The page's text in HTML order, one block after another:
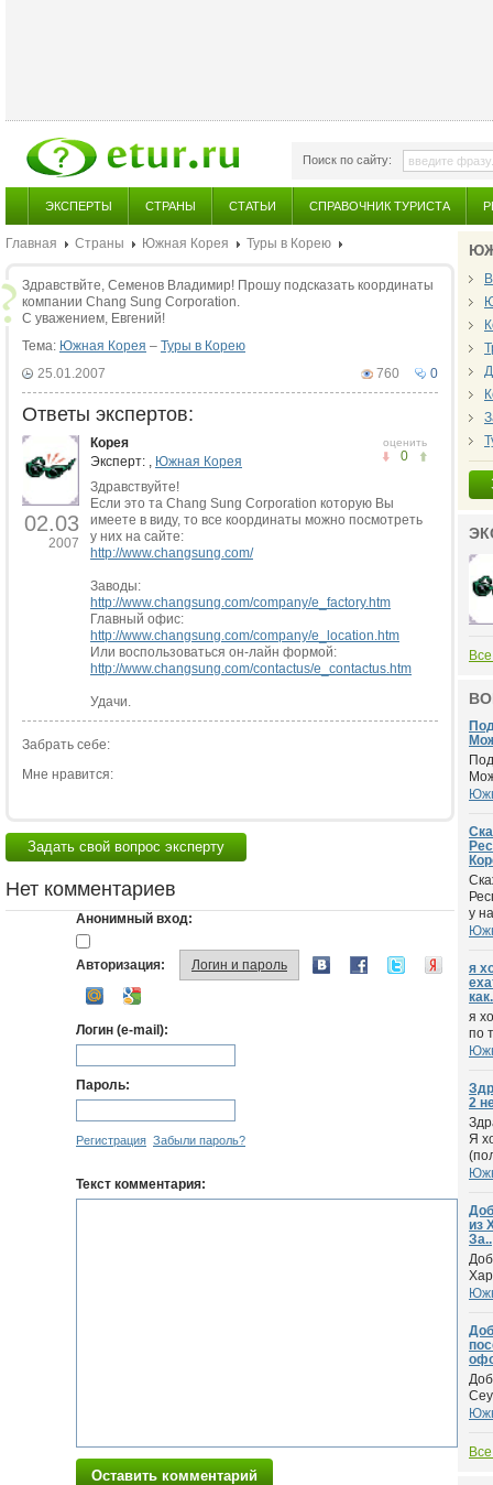
Поиск по сайту:
ЭКСПЕРТЫ СТРАНЫ СТАТЬИ СПРАВОЧНИК ТУРИСТА
Главная Страны Южная Корея Туры в Корею
Здравствйте, Семенов Владимир! Прошу подсказать координаты
компании Chang Sung Corporation.
С уважением, Евгений!
Тема: Южная Корея – Туры в Корею
0
760
25.01.2007
Ответы экспертов:
02.03
2007
оценить
0
Корея
Эксперт: , Южная Корея
Здравствуйте!
Если это та Сhang Sung Сorporation которую Вы
имеете в виду, то все координаты можно посмотреть
у них на сайте:
http://www.changsung.com/
Заводы:
http://www.changsung.com/company/e_factory.htm
Главный офис:
http://www.changsung.com/company/e_location.htm
Или воспользоваться он-лайн формой:
http://www.changsung.com/contactus/e_contactus.htm
Удачи.
Забрать себе:
Мне нравится:
Задать свой вопрос эксперту
Нет комментариев
Анонимный вход:
Авторизация: Логин и пароль
Логин (e-mail):
Пароль:
Регистрация Забыли пароль?
Текст комментария:
Оставить комментарий
у
я
я
по
2
Я
из
За..